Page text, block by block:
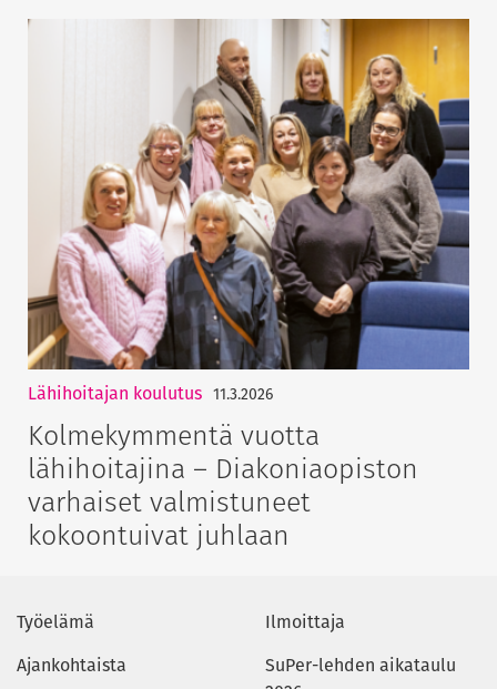
Lähihoitajan koulutus 11.3.2026
Kolmekymmentä vuotta
lähihoitajina – Diakoniaopiston
varhaiset valmistuneet
kokoontuivat juhlaan
Työelämä
Ajankohtaista
Ilmoittaja
SuPer-lehden aikataulu